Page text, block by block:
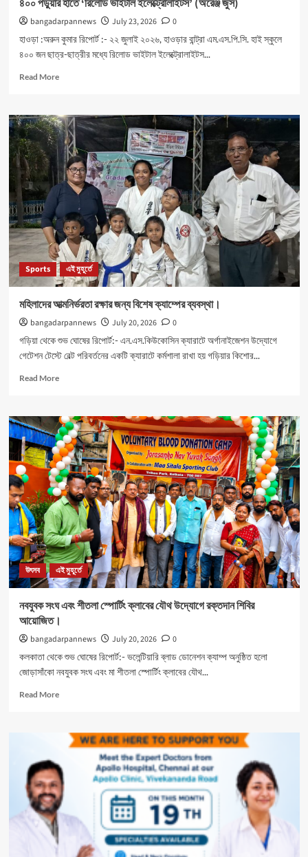
৪০০ পড়ুয়ার হাতে ‘রিলোড ভাইটাল ইলেক্ট্রোলাইটস’ (অরেঞ্জ জুস)
bangadarpannews July 23, 2026
0
হাওড়া :অরুন কুমার রিপোর্ট :- ২২ জুলাই ২০২৬, হাওড়ার বান্ট্রা এম.এস.পি.সি. হাই স্কুলে
৪০০ জন ছাত্র-ছাত্রীর মধ্যে রিলোড ভাইটাল ইলেক্ট্রোলাইটস...
Read MoreRead
৪০০
পড়ুয়ার
হাতে
‘রিলোড
ভাইটাল
ইলেক্ট্রোলাইটস’
(অরেঞ্জ
জুস)
Sports এই মুহূর্তে
মহিলাদের আত্মনির্ভরতা রক্ষার জন্য বিশেষ ক্যাম্পের ব্যবস্থা।
bangadarpannews July 20, 2026
0
গড়িয়া থেকে শুভ ঘোষের রিপোর্ট:- এন.এস.কিউকোসিন ক্যারাটে অর্গানাইজেশন উদ্যোগে
গেটেশন টেস্টে বেল্ট পরিবর্তনের একটি ক্যারাটে কর্মশালা রাখা হয় গড়িয়ার কিশোর...
Read MoreRead
মহিলাদের
আত্মনির্ভরতা
রক্ষার
জন্য
বিশেষ
ক্যাম্পের
ব্যবস্থা।
উৎসব এই মুহূর্তে
নবযুবক সংঘ এবং শীতলা স্পোর্টিং ক্লাবের যৌথ উদ্যোগে রক্তদান শিবির
আয়োজিত।
bangadarpannews July 20, 2026
0
কলকাতা থেকে শুভ ঘোষের রিপোর্ট:- ভলেন্টিয়ারি ব্লাড ডোনেশন ক্যাম্প অনুষ্ঠিত হলো
জোড়াসাঁকো নবযুবক সংঘ এবং মা শীতলা স্পোর্টিং ক্লাবের যৌথ...
Read MoreRead
নবযুবক
সংঘ
শীতলা
স্পোর্টিং
ক্লাবের
যৌথ
উদ্যোগে
রক্তদান